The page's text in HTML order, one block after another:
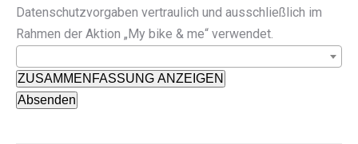
Datenschutzvorgaben vertraulich und ausschließlich im
Rahmen der Aktion „My bike & me“ verwendet.
ZUSAMMENFASSUNG ANZEIGEN
Absenden